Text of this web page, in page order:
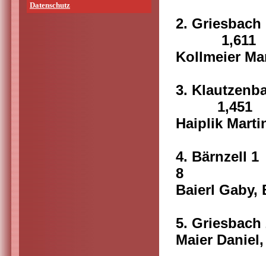
Datenschutz
2.
1,611
Kollmeier
3.
1,451
Haiplik
4.
8
Baierl Gaby,
5.
Maier